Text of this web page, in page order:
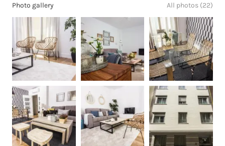
Photo gallery All photos (22)